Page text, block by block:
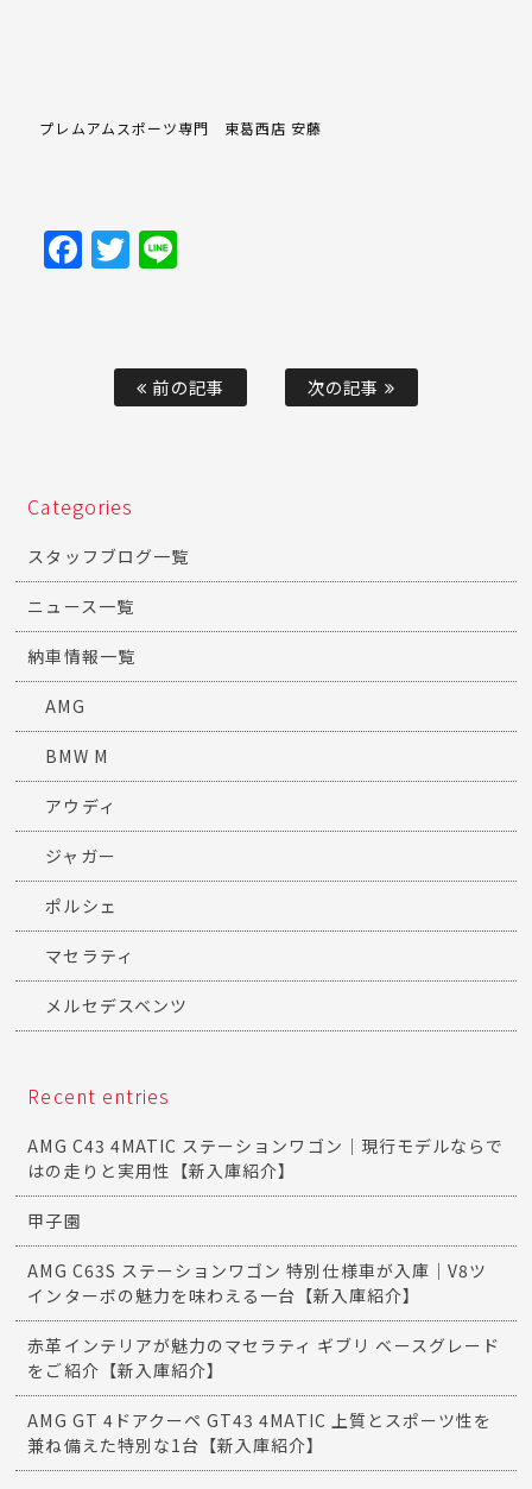
プレムアムスポーツ専門 東葛西店 安藤
Facebook
Twitter
前の記事 次の記事
Categories
スタッフブログ一覧
ニュース一覧
納車情報一覧
AMG
BMW M
アウディ
ジャガー
ポルシェ
マセラティ
メルセデスベンツ
Recent entries
AMG C43 4MATIC ステーションワゴン｜現行モデルならで
はの走りと実用性【新入庫紹介】
甲子園
AMG C63S ステーションワゴン 特別仕様車が入庫｜V8ツ
インターボの魅力を味わえる一台【新入庫紹介】
赤革インテリアが魅力のマセラティ ギブリ ベースグレード
をご紹介【新入庫紹介】
AMG GT 4ドアクーペ GT43 4MATIC 上質とスポーツ性を
兼ね備えた特別な1台【新入庫紹介】